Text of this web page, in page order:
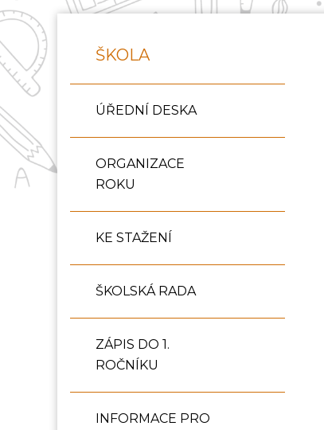
ŠKOLA
ÚŘEDNÍ DESKA
ORGANIZACE
ROKU
KE STAŽENÍ
ŠKOLSKÁ RADA
ZÁPIS DO 1.
ROČNÍKU
INFORMACE PRO